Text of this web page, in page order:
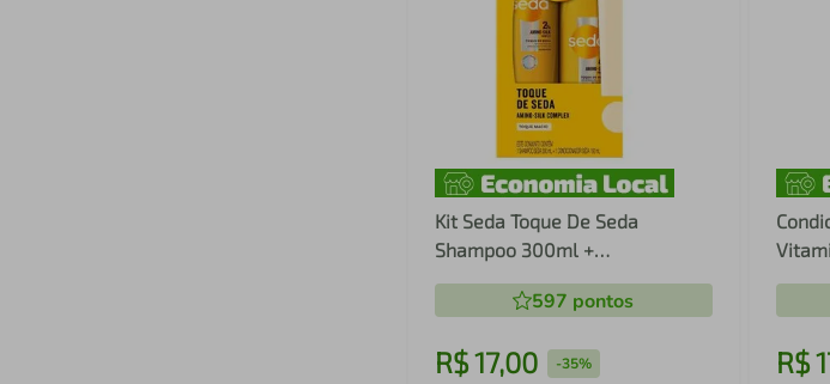
Kit Seda Toque De Seda
Shampoo 300ml +
Condicionador 190ml
597 pontos
R$17,00 -35%
R$